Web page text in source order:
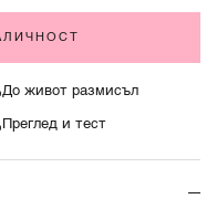
До живот размисъл
Преглед и тест